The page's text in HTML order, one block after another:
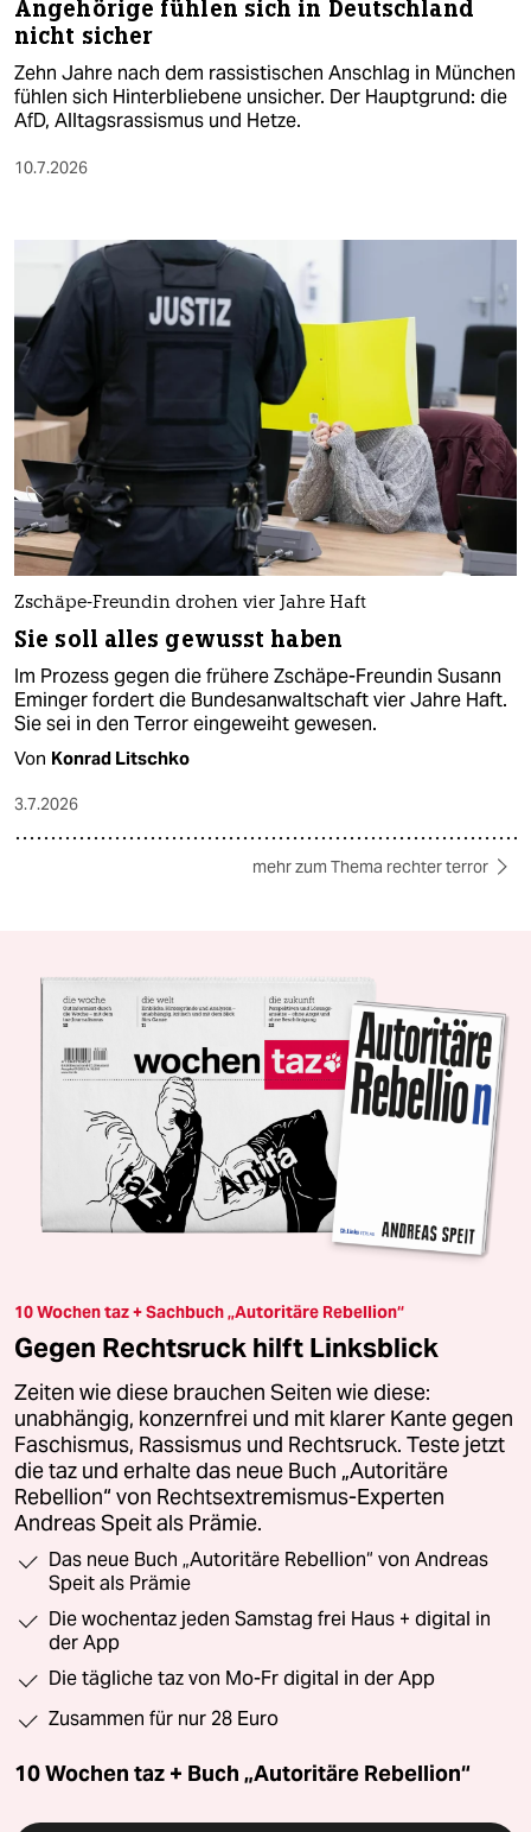
Angehörige fühlen sich in Deutschland
nicht sicher
Zehn Jahre nach dem rassistischen Anschlag in München
fühlen sich Hinterbliebene unsicher. Der Hauptgrund: die
AfD, Alltagsrassismus und Hetze.
10.7.2026
Zschäpe-Freundin drohen vier Jahre Haft
Sie soll alles gewusst haben
Im Prozess gegen die frühere Zschäpe-Freundin Susann
Eminger fordert die Bundesanwaltschaft vier Jahre Haft.
Sie sei in den Terror eingeweiht gewesen.
Von Konrad Litschko
3.7.2026
mehr zum Thema rechter terror
10 Wochen taz + Sachbuch „Autoritäre Rebellion“
Gegen Rechtsruck hilft Linksblick
Zeiten wie diese brauchen Seiten wie diese:
unabhängig, konzernfrei und mit klarer Kante gegen
Faschismus, Rassismus und Rechtsruck. Teste jetzt
die taz und erhalte das neue Buch „Autoritäre
Rebellion“ von Rechtsextremismus-Experten
Andreas Speit als Prämie.
Das neue Buch „Autoritäre Rebellion“ von Andreas
Speit als Prämie
Die wochentaz jeden Samstag frei Haus + digital in
der App
Die tägliche taz von Mo-Fr digital in der App
Zusammen für nur 28 Euro
10 Wochen taz + Buch „Autoritäre Rebellion“